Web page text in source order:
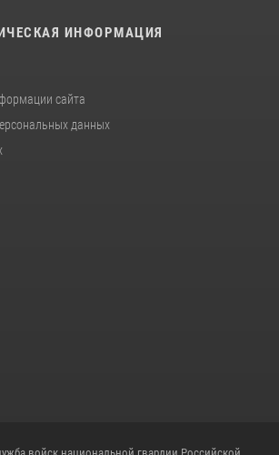
ИНФОРМАЦИЯ
сайта
данных